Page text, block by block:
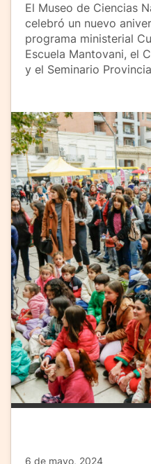
El Museo de Ciencias
celebró un nuevo
programa ministerial
Escuela Mantovani, el
y el Seminario
6 de mayo, 2024